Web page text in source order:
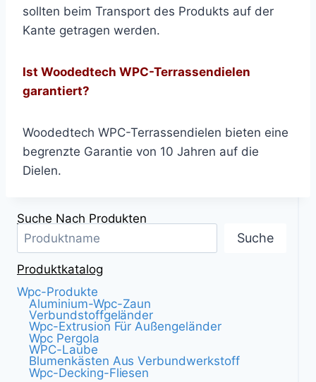
sollten beim Transport des Produkts auf der
Kante getragen werden.
Ist Woodedtech WPC-Terrassendielen
garantiert?
Woodedtech WPC-Terrassendielen bieten eine
begrenzte Garantie von 10 Jahren auf die
Dielen.
Suche Nach Produkten
Suche
Produktkatalog
Wpc-Produkte
Aluminium-Wpc-Zaun
Verbundstoffgeländer
Wpc-Extrusion Für Außengeländer
Wpc Pergola
WPC-Laube
Blumenkästen Aus Verbundwerkstoff
Wpc-Decking-Fliesen